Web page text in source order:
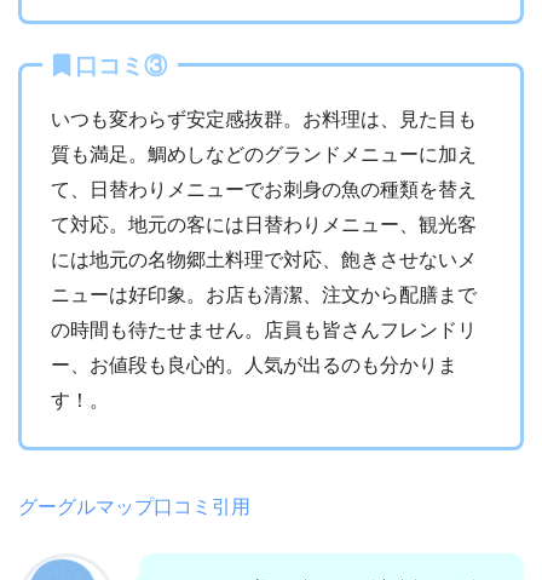
口コミ③
いつも変わらず安定感抜群。お料理は、見た目も
質も満足。鯛めしなどのグランドメニューに加え
て、日替わりメニューでお刺身の魚の種類を替え
て対応。地元の客には日替わりメニュー、観光客
には地元の名物郷土料理で対応、飽きさせないメ
ニューは好印象。お店も清潔、注文から配膳まで
の時間も待たせません。店員も皆さんフレンドリ
ー、お値段も良心的。人気が出るのも分かりま
す！。
グーグルマップ口コミ引用